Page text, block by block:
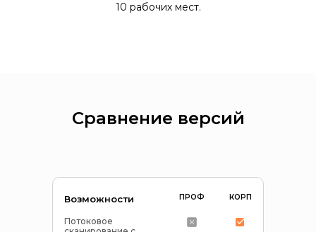
10 рабочих мест.
Сравнение версий
Потоковое
Возможности ПРОФ КОРП